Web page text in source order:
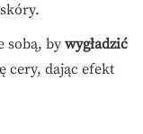
sobą, by wygładzić
cery, dając efekt